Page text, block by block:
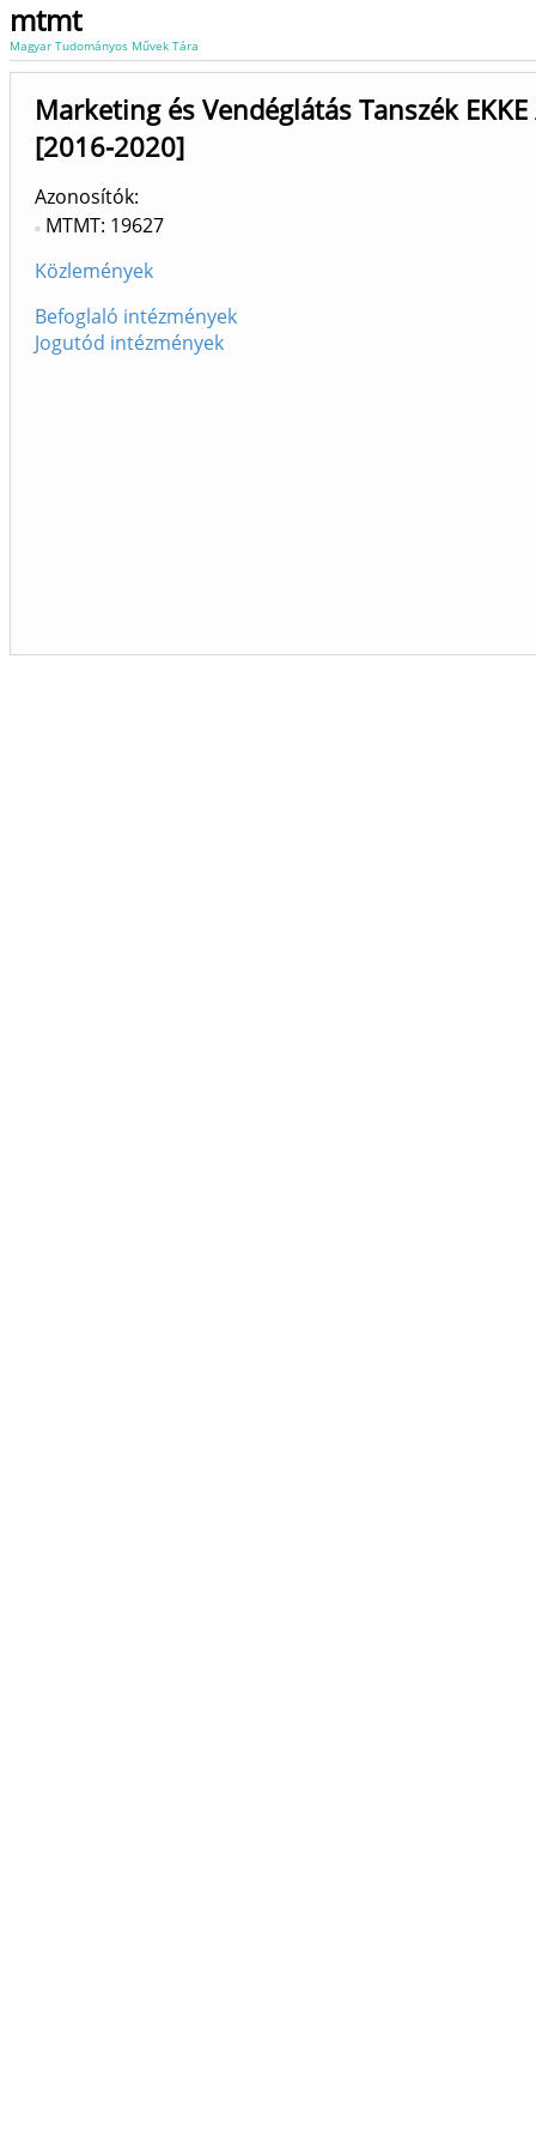
mtmt
Magyar Tudományos Művek Tára
Marketing és Vendéglátás Tanszék EKKE
[2016-2020]
Azonosítók
MTMT: 19627
Közlemények
Befoglaló intézmények
Jogutód intézmények